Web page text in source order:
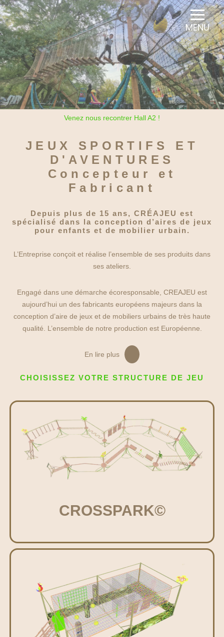
MENU
Venez nous recontrer Hall A2 !
JEUX SPORTIFS ET
D'AVENTURES
Concepteur et
Fabricant
Depuis plus de 15 ans, CRÉAJEU est
spécialisé dans la conception d’aires de jeux
pour enfants et de mobilier urbain.
L’Entreprise conçoit et réalise l’ensemble de ses produits dans
ses ateliers.
Engagé dans une démarche écoresponsable, CREAJEU est
aujourd’hui un des fabricants européens majeurs dans la
conception d’aire de jeux et de mobiliers urbains de très haute
qualité. L’ensemble de notre production est Européenne.
En lire plus
CHOISISSEZ VOTRE STRUCTURE DE JEU
CROSSPARK©
Panneau de gestion des cookies